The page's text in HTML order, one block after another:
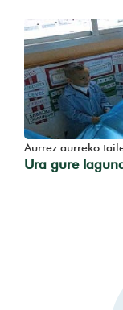
Aurrez aurreko
Ura gure